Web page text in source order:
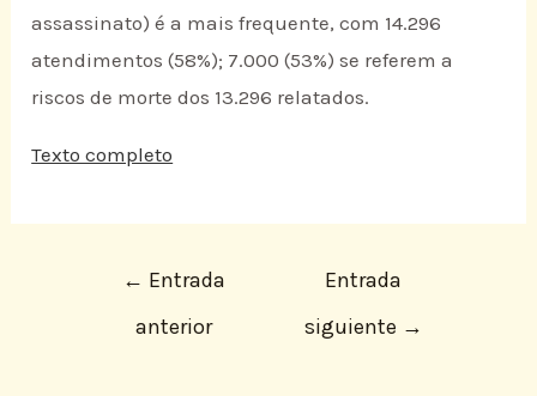
assassinato) é a mais frequente, com 14.296
atendimentos (58%); 7.000 (53%) se referem a
riscos de morte dos 13.296 relatados.
Texto completo
← Entrada
anterior
Entrada
siguiente →